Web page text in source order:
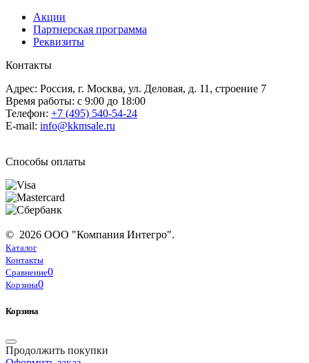
Акции
Партнерская программа
Реквизиты
Контакты
Адрес: Россия, г. Москва, ул. Деловая, д. 11, строение 7
Время работы: с 9:00 до 18:00
Телефон: +7 (495) 540-54-24
E-mail: info@kkmsale.ru
Способы оплаты
© 2026 ООО "Компания Интегро".
Каталог
Контакты
Сравнение0
Корзина0
Корзина
Продолжить покупки